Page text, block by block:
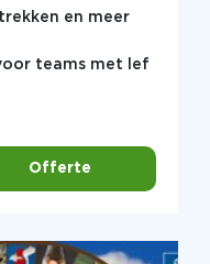
en meer
teams met lef
Offerte